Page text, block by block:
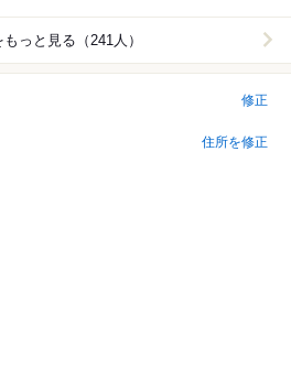
っと見る（241人）
修正
住所を修正